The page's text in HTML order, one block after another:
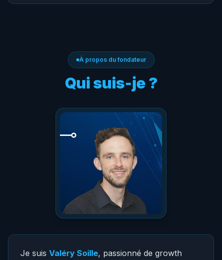
À propos du fondateur
Qui suis-je ?
Je suis Valéry Soille, passionné de growth